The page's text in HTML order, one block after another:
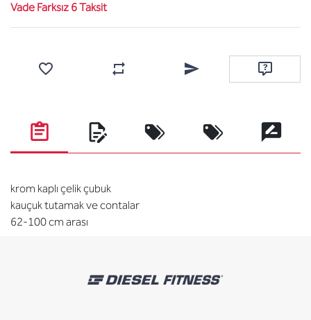
Vade Farksız 6 Taksit
Karşılaştırma listesine ekleArkadaşına e-posta ile
Soru sor
krom kaplı çelik çubuk
kauçuk tutamak ve contalar
62-100 cm arası